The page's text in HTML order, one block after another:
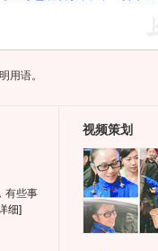
用语。
有些事
细]
视频策划